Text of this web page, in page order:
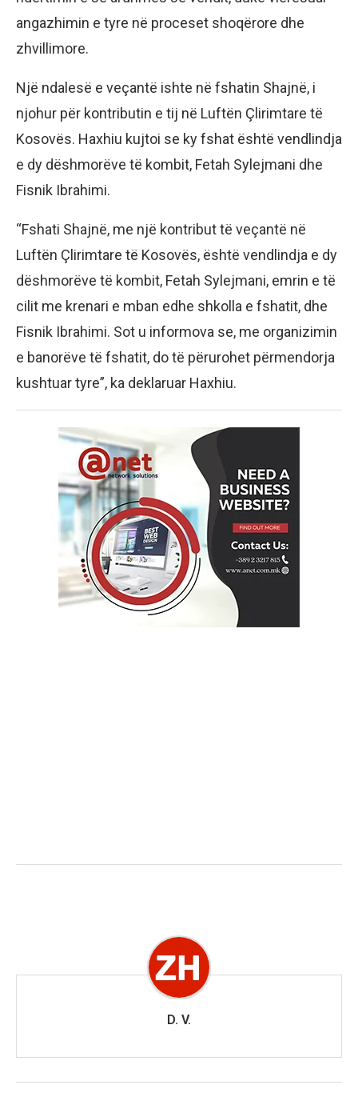
angazhimin e tyre në proceset shoqërore dhe
zhvillimore.
Një ndalesë e veçantë ishte në fshatin Shajnë, i
njohur për kontributin e tij në Luftën Çlirimtare të
Kosovës. Haxhiu kujtoi se ky fshat është vendlindja
e dy dëshmorëve të kombit, Fetah Sylejmani dhe
Fisnik Ibrahimi.
“Fshati Shajnë, me një kontribut të veçantë në
Luftën Çlirimtare të Kosovës, është vendlindja e dy
dëshmorëve të kombit, Fetah Sylejmani, emrin e të
cilit me krenari e mban edhe shkolla e fshatit, dhe
Fisnik Ibrahimi. Sot u informova se, me organizimin
e banorëve të fshatit, do të përurohet përmendorja
kushtuar tyre”, ka deklaruar Haxhiu.
D. V.